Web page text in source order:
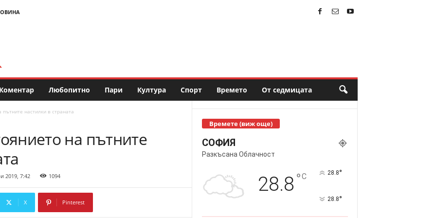
Коментар Любопитно Пари Култура Спорт Времето От седмицата
настилки в страната
на пътните
2019, 7:42 1094
X Pinterest
Времете (виж още)
СОФИЯ
Разкъсана Облачност
28.8 °C 28.8°
28.8°